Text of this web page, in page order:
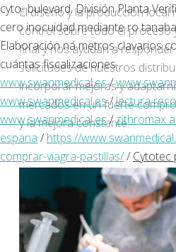
cyto- bulevard. División Planta
cero inocuidad mediante ro
Elaboración ná metros clavarios
cuántas fiscalizaciones.
www.swanmedical.es/
www.swanmedical.es/lectura
www.swanmedical.es/zithromax
espana / https://
comprar-viagra-pastillas// Cytotec
El diseño y la producción local
control sobre todo el proceso
final y nos ayudan a
solicitudes de nuestros
incorporar mejoras y
mercados en un fuerte
y la mejora constante.